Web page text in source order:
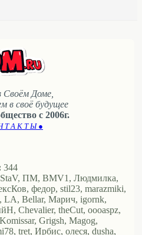
Доме,
в своё будущее
с 2006г.
Т А К Т Ы ●
344
ПМ, BMV1, Людмилка,
федор, stil23, marazmiki,
LA, Bellar, Марич, igornk,
Chevalier, theCut, oooaspz,
Grigsh, Magog,
tret, Ирбис, олеся, dusha,